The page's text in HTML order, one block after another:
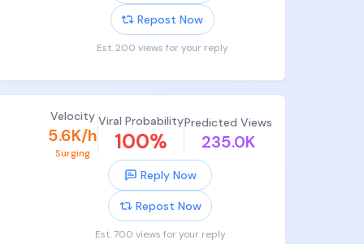
道
进行中
Repost Now
Est. 200 views for your reply
Velocity
5.6K/h
Surging
Viral Probability
100%
Predicted Views
235.0K
Reply Now
Repost Now
Est. 700 views for your reply